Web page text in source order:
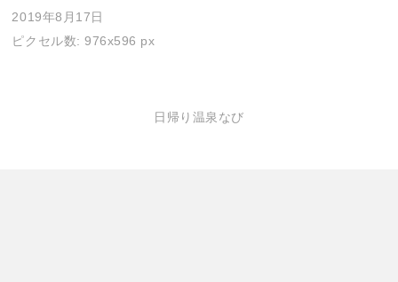
2019年8月17日
ピクセル数: 976x596 px
日帰り温泉なび